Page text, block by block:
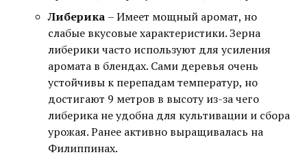
Либерика –Имеет мощный аромат, но
слабые вкусовые характеристики. Зерна
либерики часто используют для усиления
аромата в блендах. Сами деревья очень
устойчивы к перепадам температур, но
достигают 9 метров в высоту из-за чего
либерика не удобна для культивации и сбора
урожая. Ранее активно выращивалась на
Филиппинах.